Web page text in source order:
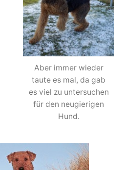
Aber immer wieder
taute es mal, da gab
es viel zu untersuchen
für den neugierigen
Hund.